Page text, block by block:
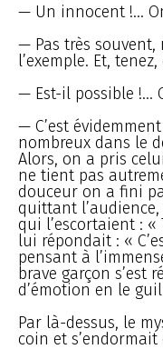
— Un innocent !...
— Pas très
l’exemple. Et,
— Est-il possible !...
— C’est
nombreux dans le
Alors, on a pris
ne tient pas
douceur on a fini
quittant
qui l’escortaient :
lui répondait : «
pensant à
brave garçon s’est
d’émotion en le
Par là-dessus, le
coin et